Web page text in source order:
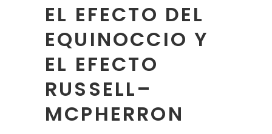
EL EFECTO DEL
EQUINOCCIO Y
EL EFECTO
RUSSELL–
MCPHERRON